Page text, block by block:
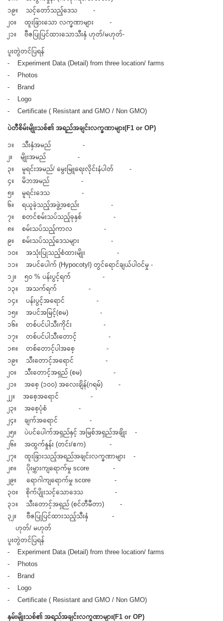
၁၉။ သင့်တော်သည့်ဒေသ -
၂၀။ ထူးခြားသော လက္ခဏာများ -
၂၁။ ဗီဇပြုပြင်ထားသောသီးနှံ ဟုတ်/မဟုတ်-
ပူးတွဲတင်ပြရန်
- Experiment Data (Detail) from three location/ farms
- Photos
- Brand
- Logo
- Certificate ( Resistant and GMO / Non GMO)
ပဲတီစိမ်းမျိုးသစ်၏ အရည်အချင်းလက္ခဏာများ(F1 or OP)
၁။ သီးနှံအမည် -
၂။ မျိုးအမည် -
၃။ မူရင်းအမည်/ မွေးမြူရေးလိုင်းနံပါတ် -
၄။ မိဘအမည် -
၅။ မူရင်းဒေသ -
၆။ ရယူခဲ့သည့်အဖွဲ့အစည်း -
၇။ စတင်စမ်းသပ်သည့်ခုနှစ် -
၈။ စမ်းသပ်သည့်ကာလ -
၉။ စမ်းသပ်သည့်ဒေသများ -
၁၀။ အသုံးပြုသည့်စံထားမျိုး -
၁၁။ အပင်ပေါက် (Hypocotyl) တွင်ရောင်ချယ်ပါဝင်မှု -
၁၂။ ၅၀ % ပန်းပွင့်ရက် -
၁၃။ အသက်ရက် -
၁၄။ ပန်းပွင့်အရောင် -
၁၅။ အပင်အမြင့်(စမ) -
၁၆။ တစ်ပင်ပါသီးကိုင်း -
၁၇။ တစ်ပင်ပါသီးတောင့် -
၁၈။ တစ်တောင့်ပါအစေ့ -
၁၉။ သီးတောင့်အရောင် -
၂၀။ သီးတောင့်အရှည် (စမ) -
၂၁။ အစေ့ (၁၀၀) အလေးချိန်(ဂရမ်) -
၂၂။ အစေ့အရောင် -
၂၃။ အစေ့ပုံစံ -
၂၄။ ချက်အရောင် -
၂၅။ ပဲပင်ပေါက်အရှည်နှင့် အမြစ်အရှည်အချိုး -
၂၆။ အထွက်နှုန်း (တင်း/ဧက) -
၂၇။ ထူးခြားသည့်အရည်အချင်းလက္ခဏာများ -
၂၈။ ပိုးမွှားကျရောက်မှု score -
၂၉။ ရောဂါကျရောက်မှု score -
၃၀။ စိုက်ပျိုးသင့်သောဒေသ -
၃၁။ သီးတောင့်အရှည် (စင်တီမီတာ) -
၃၂။ ဗီဇပြုပြင်ထားသည့်သီးနှံ -
ဟုတ်/ မဟုတ်
ပူးတွဲတင်ပြရန်
- Experiment Data (Detail) from three location/ farms
- Photos
- Brand
- Logo
- Certificate ( Resistant and GMO / Non GMO)
နှမ်းမျိုးသစ်၏ အရည်အချင်းလက္ခဏာများ(F1 or OP)